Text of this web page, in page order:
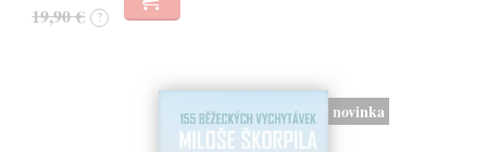
19,90 € ?
novinka